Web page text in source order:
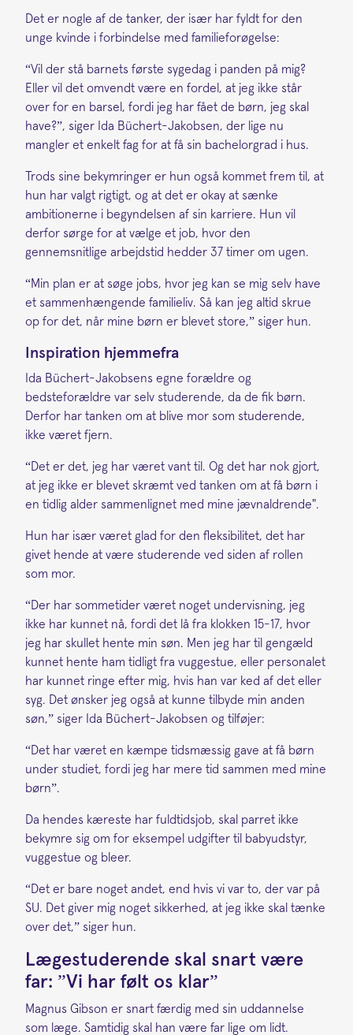
Det er nogle af de tanker, der især har fyldt for den
unge kvinde i forbindelse med familieforøgelse:
“Vil der stå barnets første sygedag i panden på mig?
Eller vil det omvendt være en fordel, at jeg ikke står
over for en barsel, fordi jeg har fået de børn, jeg skal
have?”, siger Ida Büchert-Jakobsen, der lige nu
mangler et enkelt fag for at få sin bachelorgrad i hus.
Trods sine bekymringer er hun også kommet frem til, at
hun har valgt rigtigt, og at det er okay at sænke
ambitionerne i begyndelsen af sin karriere. Hun vil
derfor sørge for at vælge et job, hvor den
gennemsnitlige arbejdstid hedder 37 timer om ugen.
“Min plan er at søge jobs, hvor jeg kan se mig selv have
et sammenhængende familieliv. Så kan jeg altid skrue
op for det, når mine børn er blevet store,” siger hun.
Inspiration hjemmefra
Ida Büchert-Jakobsens egne forældre og
bedsteforældre var selv studerende, da de fik børn.
Derfor har tanken om at blive mor som studerende,
ikke været fjern.
“Det er det, jeg har været vant til. Og det har nok gjort,
at jeg ikke er blevet skræmt ved tanken om at få børn i
en tidlig alder sammenlignet med mine jævnaldrende".
Hun har især været glad for den fleksibilitet, det har
givet hende at være studerende ved siden af rollen
som mor.
“Der har sommetider været noget undervisning, jeg
ikke har kunnet nå, fordi det lå fra klokken 15-17, hvor
jeg har skullet hente min søn. Men jeg har til gengæld
kunnet hente ham tidligt fra vuggestue, eller personalet
har kunnet ringe efter mig, hvis han var ked af det eller
syg. Det ønsker jeg også at kunne tilbyde min anden
søn,” siger Ida Büchert-Jakobsen og tilføjer:
“Det har været en kæmpe tidsmæssig gave at få børn
under studiet, fordi jeg har mere tid sammen med mine
børn”.
Da hendes kæreste har fuldtidsjob, skal parret ikke
bekymre sig om for eksempel udgifter til babyudstyr,
vuggestue og bleer.
“Det er bare noget andet, end hvis vi var to, der var på
SU. Det giver mig noget sikkerhed, at jeg ikke skal tænke
over det,” siger hun.
Lægestuderende skal snart være
far: ”Vi har følt os klar”
Magnus Gibson er snart færdig med sin uddannelse
som læge. Samtidig skal han være far lige om lidt.